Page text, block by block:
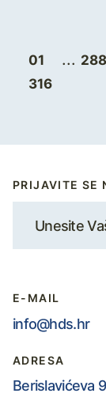
01 ... 288
316
PRIJAVITE SE
E-MAIL
info@hds.hr
ADRESA
Berislavićeva